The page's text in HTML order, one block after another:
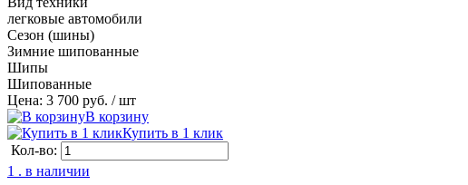
легковые автомобили
Сезон (шины)
Зимние шипованные
Шипы
Шипованные
Цена: 3 700 руб. / шт
В корзину
Купить в 1 клик
Кол-во:
1 . в наличии